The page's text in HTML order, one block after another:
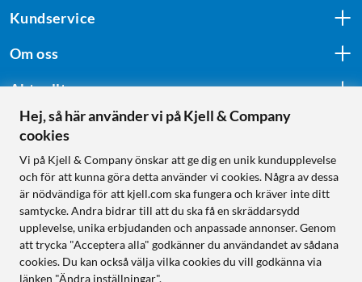
Kundservice
Om oss
Aktuellt
Följ oss
Handla från:
Sverige
Norge
Hej, så här använder vi på Kjell & Company
cookies
Vi på Kjell & Company önskar att ge dig en unik kundupplevelse
och för att kunna göra detta använder vi cookies. Några av dessa
är nödvändiga för att kjell.com ska fungera och kräver inte ditt
samtycke. Andra bidrar till att du ska få en skräddarsydd
upplevelse, unika erbjudanden och anpassade annonser. Genom
att trycka "Acceptera alla" godkänner du användandet av sådana
cookies. Du kan också välja vilka cookies du vill godkänna via
länken "Ändra inställningar".